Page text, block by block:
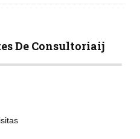
De Consultoriaij